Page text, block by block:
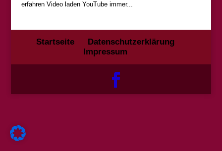
erfahren Video laden YouTube immer...
Startseite
Datenschutzerklärung
Impressum